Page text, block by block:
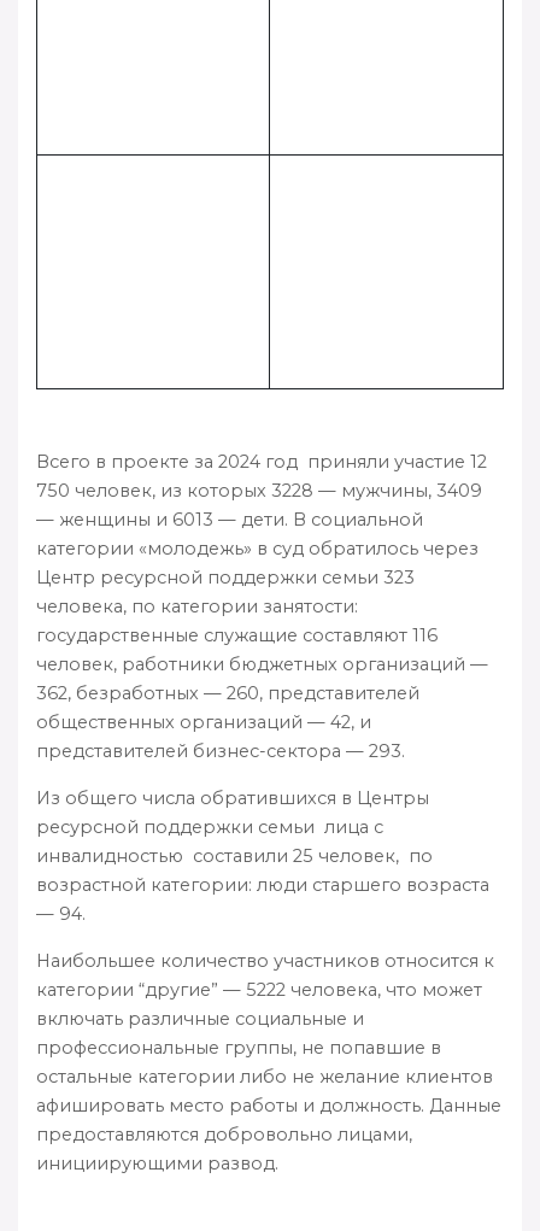
Всего в проекте за 2024 год приняли участие 12
750 человек, из которых 3228 — мужчины, 3409
— женщины и 6013 — дети. В социальной
категории «молодежь» в суд обратилось через
Центр ресурсной поддержки семьи 323
человека, по категории занятости:
государственные служащие составляют 116
человек, работники бюджетных организаций —
362, безработных — 260, представителей
общественных организаций — 42, и
представителей бизнес-сектора — 293.
Из общего числа обратившихся в Центры
ресурсной поддержки семьи лица с
инвалидностью составили 25 человек, по
возрастной категории: люди старшего возраста
— 94.
Наибольшее количество участников относится к
категории “другие” — 5222 человека, что может
включать различные социальные и
профессиональные группы, не попавшие в
остальные категории либо не желание клиентов
афишировать место работы и должность. Данные
предоставляются добровольно лицами,
инициирующими развод.